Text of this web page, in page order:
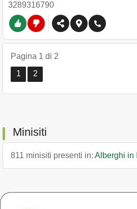
3289316790
Pagina 1 di 2
1
2
Minisiti
811 minisiti presenti in: Alberghi in